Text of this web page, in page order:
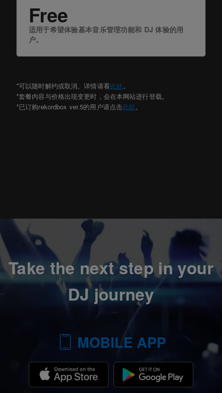
Free
适用于希望体验基本音乐管理功能和 DJ 体验的用
户。
*可以随时解约或取消。详情请看此处。
*套餐内容与价格出现变更时，会在本网站进行登载。
*已订购rekordbox ver.5的用户请点击此处。
Take the next step in your
DJ journey
MOBILE APP